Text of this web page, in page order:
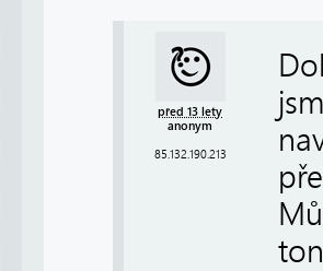
před 13 lety
anonym
85.132.190.213